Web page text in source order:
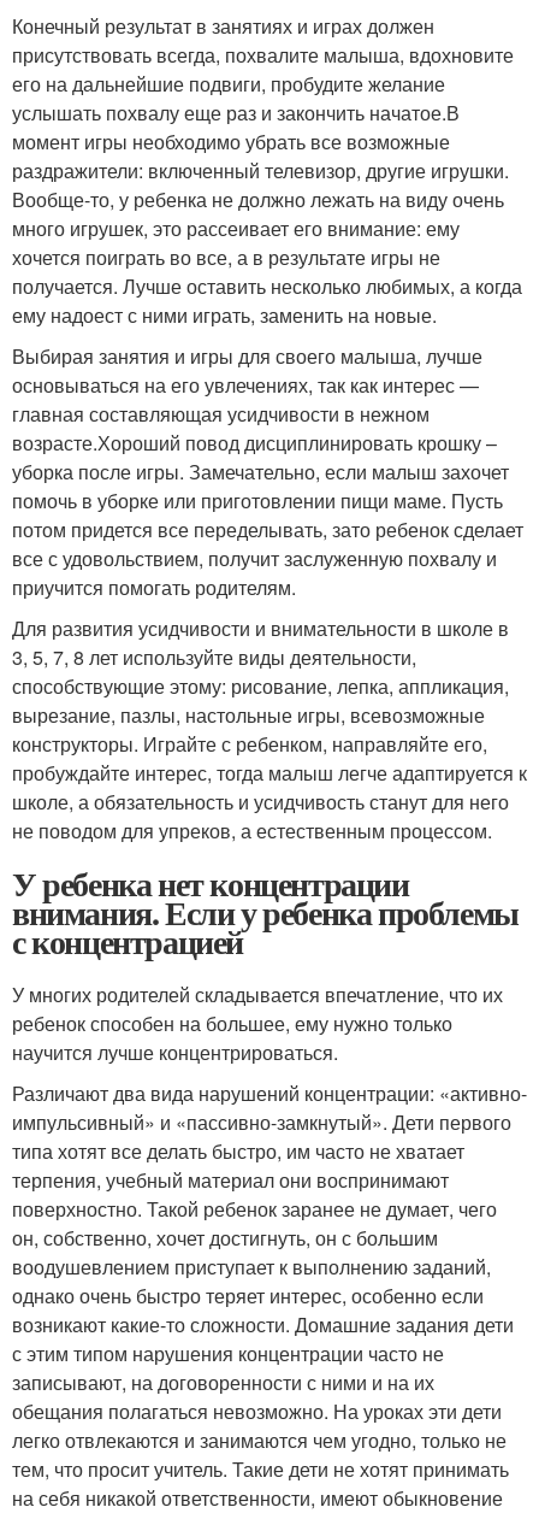
Конечный результат в занятиях и играх должен
присутствовать всегда, похвалите малыша, вдохновите
его на дальнейшие подвиги, пробудите желание
услышать похвалу еще раз и закончить начатое.В
момент игры необходимо убрать все возможные
раздражители: включенный телевизор, другие игрушки.
Вообще-то, у ребенка не должно лежать на виду очень
много игрушек, это рассеивает его внимание: ему
хочется поиграть во все, а в результате игры не
получается. Лучше оставить несколько любимых, а когда
ему надоест с ними играть, заменить на новые.
Выбирая занятия и игры для своего малыша, лучше
основываться на его увлечениях, так как интерес —
главная составляющая усидчивости в нежном
возрасте.Хороший повод дисциплинировать крошку –
уборка после игры. Замечательно, если малыш захочет
помочь в уборке или приготовлении пищи маме. Пусть
потом придется все переделывать, зато ребенок сделает
все с удовольствием, получит заслуженную похвалу и
приучится помогать родителям.
Для развития усидчивости и внимательности в школе в
3, 5, 7, 8 лет используйте виды деятельности,
способствующие этому: рисование, лепка, аппликация,
вырезание, пазлы, настольные игры, всевозможные
конструкторы. Играйте с ребенком, направляйте его,
пробуждайте интерес, тогда малыш легче адаптируется к
школе, а обязательность и усидчивость станут для него
не поводом для упреков, а естественным процессом.
У ребенка нет концентрации
внимания. Если у ребенка проблемы
с концентрацией
У многих родителей складывается впечатление, что их
ребенок способен на большее, ему нужно только
научится лучше концентрироваться.
Различают два вида нарушений концентрации: «активно-
импульсивный» и «пассивно-замкнутый». Дети первого
типа хотят все делать быстро, им часто не хватает
терпения, учебный материал они воспринимают
поверхностно. Такой ребенок заранее не думает, чего
он, собственно, хочет достигнуть, он с большим
воодушевлением приступает к выполнению заданий,
однако очень быстро теряет интерес, особенно если
возникают какие-то сложности. Домашние задания дети
с этим типом нарушения концентрации часто не
записывают, на договоренности с ними и на их
обещания полагаться невозможно. На уроках эти дети
легко отвлекаются и занимаются чем угодно, только не
тем, что просит учитель. Такие дети не хотят принимать
на себя никакой ответственности, имеют обыкновение